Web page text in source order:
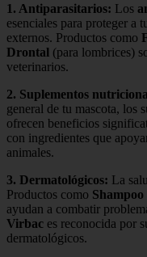
1. Antiparasitarios: Los
esenciales para proteger a
externos. Productos como
Drontal (para lombrices)
veterinarios.
2. Suplementos
general de tu mascota, los
ofrecen beneficios
con ingredientes que
animales.
3. Dermatológicos: La
Productos como Shampoo
ayudan a combatir
Virbac es reconocida por
dermatológicos.